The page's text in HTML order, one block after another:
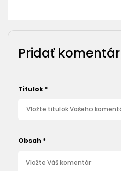
Pridať komentár
Titulok *
Obsah *